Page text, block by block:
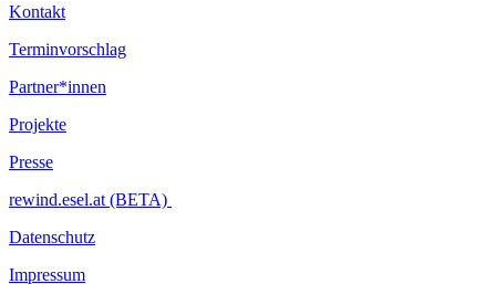
Kontakt
Terminvorschlag
Partner*innen
Projekte
Presse
rewind.esel.at (BETA)
Datenschutz
Impressum